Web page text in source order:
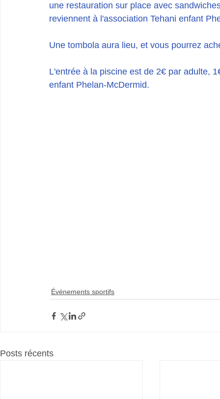
une restauration sur place avec
reviennent à l'association Tehani enfant
Une tombola aura lieu, et vous pourrez
L'entrée à la piscine est de 2€ par adulte,
enfant Phelan-McDermid.
Événements sportifs
Posts récents